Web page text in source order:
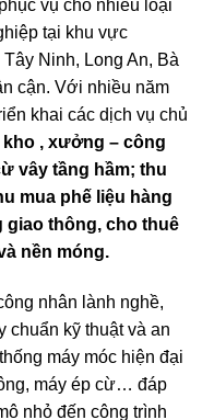
vụ cho nhiều loại
tại khu vực
Ninh, Long An, Bà
cận. Với nhiều năm
khai các dịch vụ chủ
, xưởng – công
vây tầng hầm; thu
mua phế liệu hàng
giao thông, cho thuê
nền móng.
nhân lành nghề,
chuẩn kỹ thuật và an
máy móc hiện đại
máy ép cừ… đáp
nhỏ đến công trình